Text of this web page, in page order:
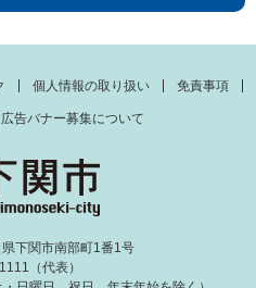
個人情報の取り扱い 免責事項
広告バナー募集について
下関市南部町1番1号
（代表）